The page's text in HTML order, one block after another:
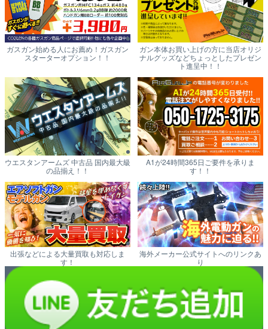
ガスガン始める人にお薦め！ガスガン
スターターオプション！！
ガン本体お買い上げの方に当店オリジ
ナルグッズなどちょっとしたプレゼン
ト進呈中！！
ウエスタンアームズ 中古品 国内最大級
の品揃え！！
A1が24時間365日ご要件を承りま
す！！
出張などによる大量買取も対応しま
す！
海外メーカー公式サイトへのリンクあ
り